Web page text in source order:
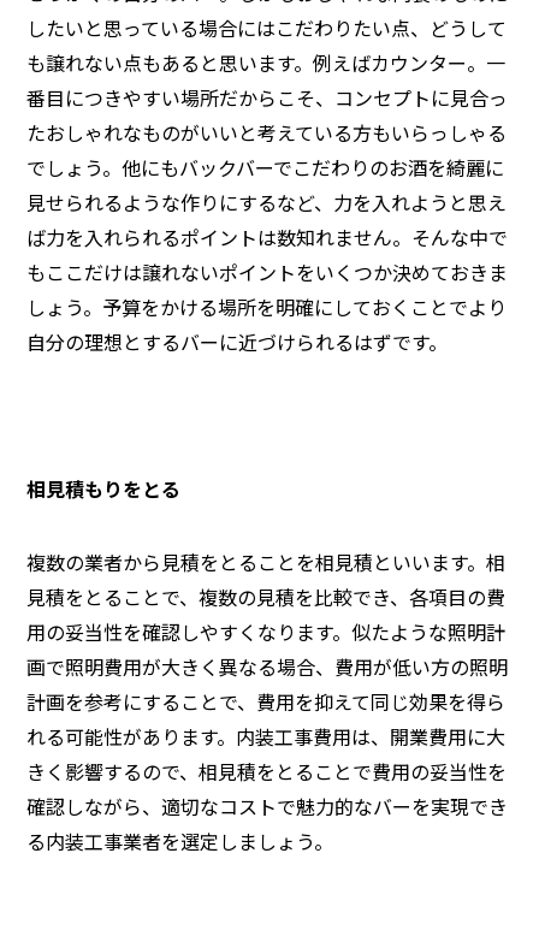
したいと思っている場合にはこだわりたい点、どうして
も譲れない点もあると思います。例えばカウンター。一
番目につきやすい場所だからこそ、コンセプトに見合っ
たおしゃれなものがいいと考えている方もいらっしゃる
でしょう。他にもバックバーでこだわりのお酒を綺麗に
見せられるような作りにするなど、力を入れようと思え
ば力を入れられるポイントは数知れません。そんな中で
もここだけは譲れないポイントをいくつか決めておきま
しょう。予算をかける場所を明確にしておくことでより
自分の理想とするバーに近づけられるはずです。
相見積もりをとる
複数の業者から見積をとることを相見積といいます。相
見積をとることで、複数の見積を比較でき、各項目の費
用の妥当性を確認しやすくなります。似たような照明計
画で照明費用が大きく異なる場合、費用が低い方の照明
計画を参考にすることで、費用を抑えて同じ効果を得ら
れる可能性があります。内装工事費用は、開業費用に大
きく影響するので、相見積をとることで費用の妥当性を
確認しながら、適切なコストで魅力的なバーを実現でき
る内装工事業者を選定しましょう。